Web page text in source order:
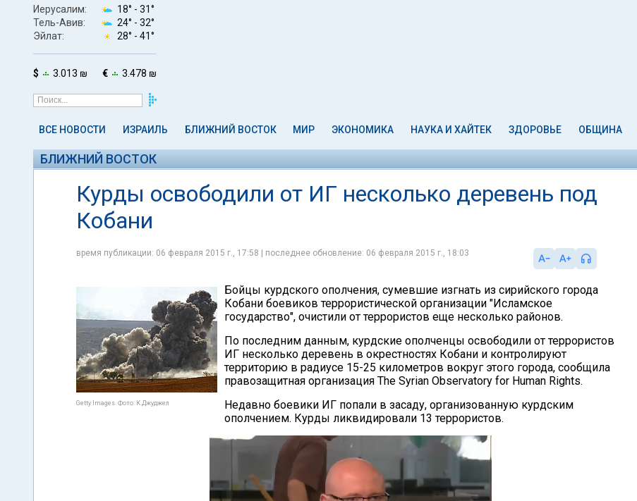
Иерусалим: 18° - 31°
Тель-Авив:
24° - 32°
Эйлат:
28° - 41°
$ 3.013 ₪ € 3.478 ₪
ВСЕ НОВОСТИ ИЗРАИЛЬ БЛИЖНИЙ ВОСТОК МИР ЭКОНОМИКА НАУКА И ХАЙТЕК ЗДОРОВЬЕ ОБЩИНА
БЛИЖНИЙ ВОСТОК
Курды освободили от ИГ несколько деревень под
Кобани
время публикации: 06 февраля 2015 г., 17:58 | последнее обновление: 06 февраля 2015 г., 18:03
Getty Images. Фото: К.Джуджел
Бойцы курдского ополчения, сумевшие изгнать из сирийского города
Кобани боевиков террористической организации "Исламское
государство", очистили от террористов еще несколько районов.
По последним данным, курдские ополченцы освободили от террористов
ИГ несколько деревень в окрестностях Кобани и контролируют
территорию в радиусе 15-25 километров вокруг этого города, сообщила
правозащитная организация The Syrian Observatory for Human Rights.
Недавно боевики ИГ попали в засаду, организованную курдским
ополчением. Курды ликвидировали 13 террористов.